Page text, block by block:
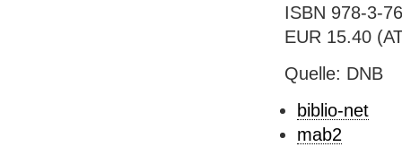
ISBN 978-3-
EUR 15.40
Quelle: DNB
biblio-net
mab2